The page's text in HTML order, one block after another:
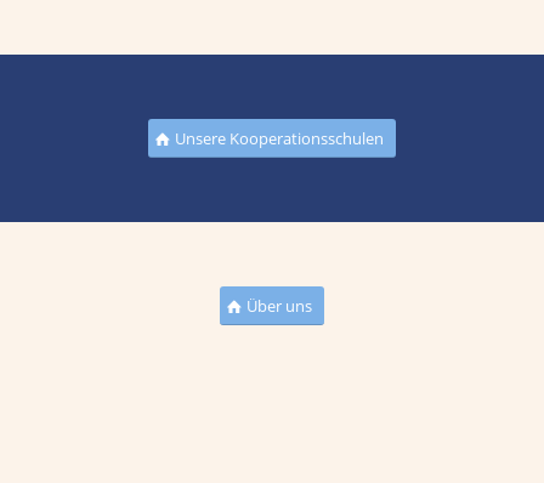
Unsere Kooperationsschulen
Über uns